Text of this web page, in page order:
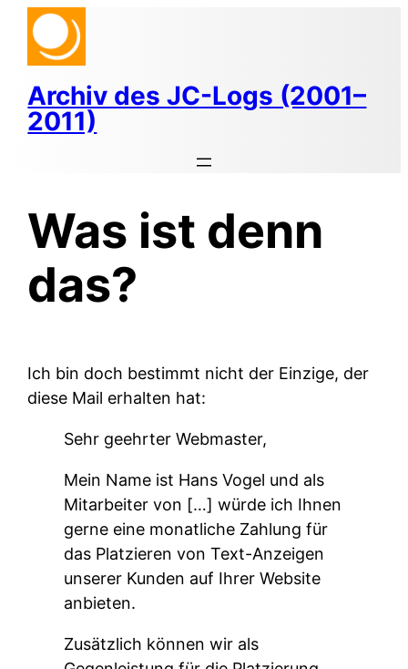
Zum
Inhalt
springen
Archiv des JC-Logs (2001–
2011)
Was ist denn
das?
Ich bin doch bestimmt nicht der Einzige, der
diese Mail erhalten hat:
Sehr geehrter Webmaster,
Mein Name ist Hans Vogel und als
Mitarbeiter von […] würde ich Ihnen
gerne eine monatliche Zahlung für
das Platzieren von Text-Anzeigen
unserer Kunden auf Ihrer Website
anbieten.
Zusätzlich können wir als